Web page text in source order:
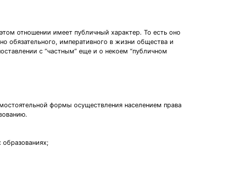
отношении имеет публичный характер. То есть оно
обязательного, императивного в жизни общества и
с “частным” еще и о некоем “публичном
формы осуществления населением права